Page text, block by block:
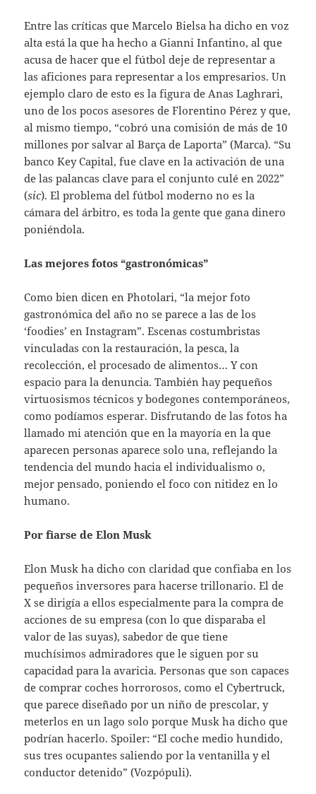
Entre las críticas que Marcelo Bielsa ha dicho en voz
alta está la que ha hecho a Gianni Infantino, al que
acusa de hacer que el fútbol deje de representar a
las aficiones para representar a los empresarios. Un
ejemplo claro de esto es la figura de Anas Laghrari,
uno de los pocos asesores de Florentino Pérez y que,
al mismo tiempo, “cobró una comisión de más de 10
millones por salvar al Barça de Laporta” (Marca). “Su
banco Key Capital, fue clave en la activación de una
de las palancas clave para el conjunto culé en 2022”
(sic). El problema del fútbol moderno no es la
cámara del árbitro, es toda la gente que gana dinero
poniéndola.
Las mejores fotos “gastronómicas”
Como bien dicen en Photolari, “la mejor foto
gastronómica del año no se parece a las de los
‘foodies’ en Instagram”. Escenas costumbristas
vinculadas con la restauración, la pesca, la
recolección, el procesado de alimentos… Y con
espacio para la denuncia. También hay pequeños
virtuosismos técnicos y bodegones contemporáneos,
como podíamos esperar. Disfrutando de las fotos ha
llamado mi atención que en la mayoría en la que
aparecen personas aparece solo una, reflejando la
tendencia del mundo hacia el individualismo o,
mejor pensado, poniendo el foco con nitidez en lo
humano.
Por fiarse de Elon Musk
Elon Musk ha dicho con claridad que confiaba en los
pequeños inversores para hacerse trillonario. El de
X se dirigía a ellos especialmente para la compra de
acciones de su empresa (con lo que disparaba el
valor de las suyas), sabedor de que tiene
muchísimos admiradores que le siguen por su
capacidad para la avaricia. Personas que son capaces
de comprar coches horrorosos, como el Cybertruck,
que parece diseñado por un niño de prescolar, y
meterlos en un lago solo porque Musk ha dicho que
podrían hacerlo. Spoiler: “El coche medio hundido,
sus tres ocupantes saliendo por la ventanilla y el
conductor detenido” (Vozpópuli).